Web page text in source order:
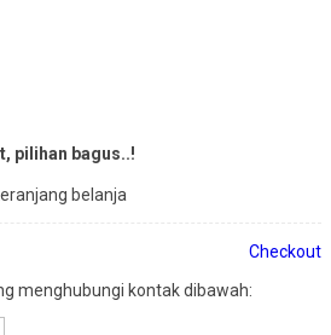
pilihan bagus..!
belanja
Checkout
menghubungi kontak dibawah: